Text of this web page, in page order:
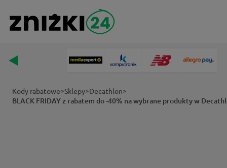
Kody rabatowe>Sklepy>Decathlon>
BLACK FRIDAY z rabatem do -40% na wybrane produkty w